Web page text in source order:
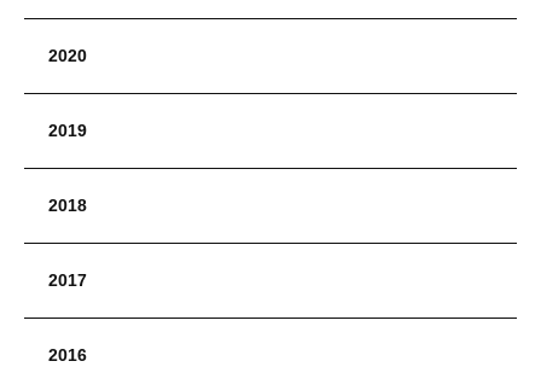
2020
2019
2018
2017
2016